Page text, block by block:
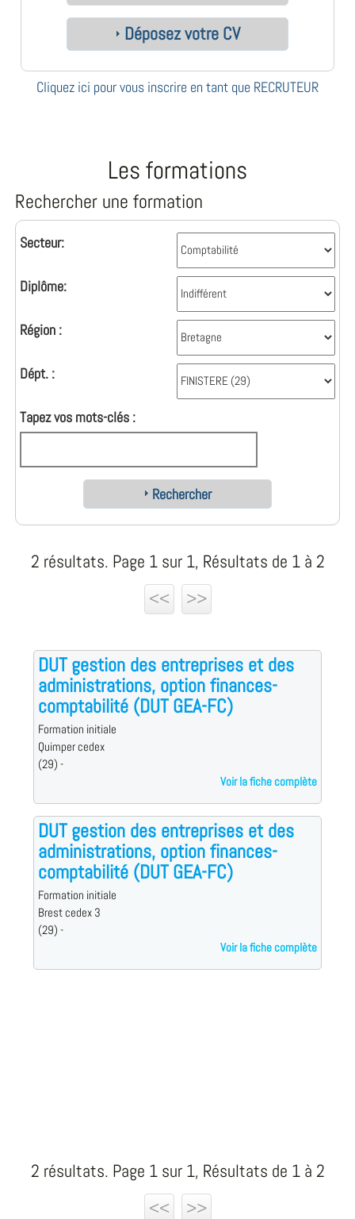
Déposez votre CV
Cliquez ici pour vous inscrire en tant que RECRUTEUR
Les formations
Rechercher une formation
Secteur:
Diplôme:
Région :
Dépt. :
Tapez vos mots-clés :
Rechercher
2 résultats. Page 1 sur 1, Résultats de 1 à 2
<<
>>
DUT gestion des entreprises et des
administrations, option finances-
comptabilité (DUT GEA-FC)
Formation initiale
Quimper cedex
(29) -
Voir la fiche complète
DUT gestion des entreprises et des
administrations, option finances-
comptabilité (DUT GEA-FC)
Formation initiale
Brest cedex 3
(29) -
Voir la fiche complète
2 résultats. Page 1 sur 1, Résultats de 1 à 2
<<
>>